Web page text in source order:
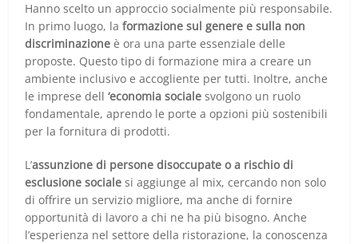
Hanno scelto un approccio socialmente più responsabile.
In primo luogo, laformazione sul genere e sulla non
discriminazione è ora una parte essenziale delle
proposte. Questo tipo di formazione mira a creare un
ambiente inclusivo e accogliente per tutti. Inoltre, anche
le imprese dell‘economia sociale svolgono un ruolo
fondamentale, aprendo le porte a opzioni più sostenibili
per la fornitura di prodotti.
L’assunzione di persone disoccupate o a rischio di
esclusione sociale si aggiunge al mix, cercando non solo
di offrire un servizio migliore, ma anche di fornire
opportunità di lavoro a chi ne ha più bisogno. Anche
l’esperienza nel settore della ristorazione, la conoscenza